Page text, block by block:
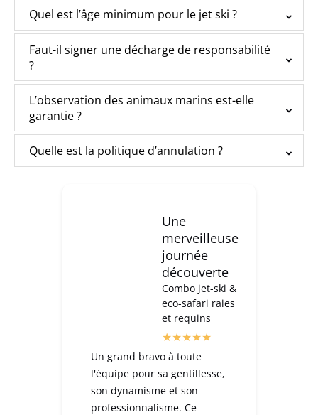
Quel est l’âge minimum pour le jet ski ?
Faut-il signer une décharge de responsabilité
?
L’observation des animaux marins est-elle
garantie ?
Quelle est la politique d’annulation ?
Une
merveilleuse
journée
découverte
Combo jet-ski &
eco-safari raies
et requins
Un grand bravo à toute
l'équipe pour sa gentillesse,
son dynamisme et son
professionnalisme. Ce